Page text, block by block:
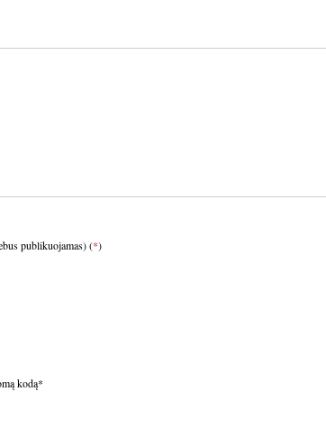
publikuojamas) (*)
kodą*